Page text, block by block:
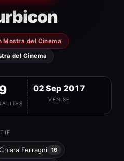
Mostra del Cinema
del Cinema
02 Sep 2017
VENISE
Ferragni 16